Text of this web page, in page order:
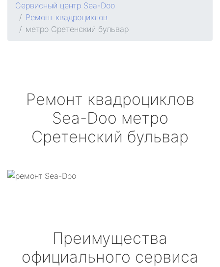
Сервисный центр Sea-Doo
Ремонт квадроциклов
метро Сретенский бульвар
Ремонт квадроциклов
Sea-Doo метро
Сретенский бульвар
Преимущества
официального сервиса